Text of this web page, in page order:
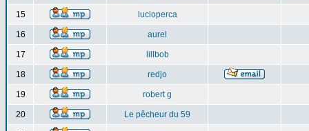
15 lucioperca
16 aurel
17 lillbob
18 redjo
19 robert g
20 Le pêcheur du 59